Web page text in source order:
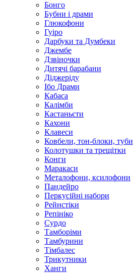
Бонго
Бубни і драми
Глюкофони
Гуіро
Дарбуки та Думбеки
Джембе
Дзвіночки
Дитячі барабани
Діджеріду
Ібо Драми
Кабаса
Калімби
Кастаньєти
Кахони
Клавеси
Ковбели, тон-блоки, туби
Колотушки та трещітки
Конги
Маракаси
Металофони, ксилофони
Пандейро
Перкусійні набори
Рейнстіки
Репініко
Сурдо
Тамборіми
Тамбурини
Тімбалес
Трикутники
Ханги